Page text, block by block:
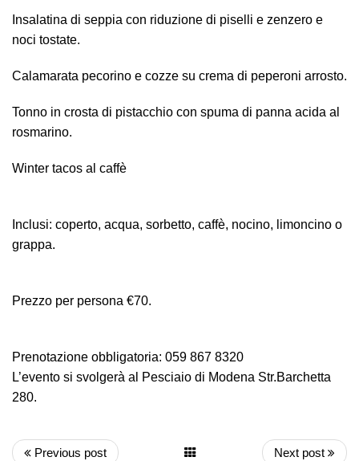
Insalatina di seppia con riduzione di piselli e zenzero e
noci tostate.
Calamarata pecorino e cozze su crema di peperoni arrosto.
Tonno in crosta di pistacchio con spuma di panna acida al
rosmarino.
Winter tacos al caffè
Inclusi: coperto, acqua, sorbetto, caffè, nocino, limoncino o
grappa.
Prezzo per persona €70.
Prenotazione obbligatoria: 059 867 8320
L’evento si svolgerà al Pesciaio di Modena Str.Barchetta
280.
Previous post Next post